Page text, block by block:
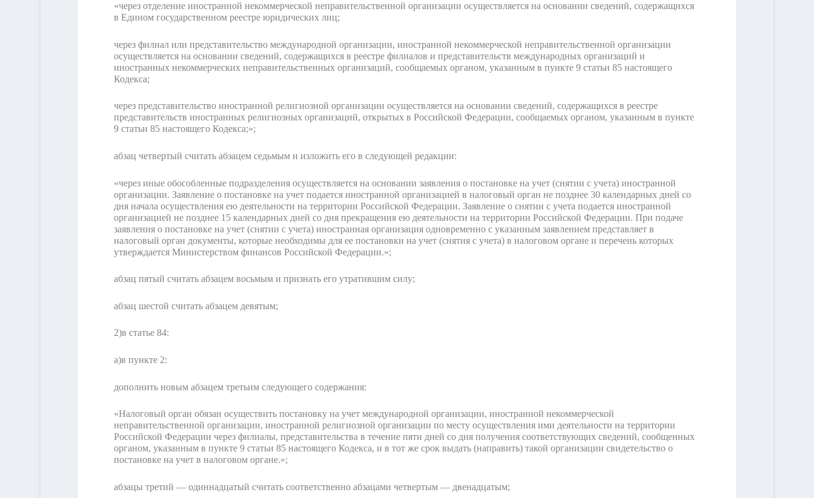
«через отделение иностранной некоммерческой неправительственной организации осуществляется на основании сведений, содержащихся
в Едином государственном реестре юридических лиц;
через филиал или представительство международной организации, иностранной некоммерческой неправительственной организации
осуществляется на основании сведений, содержащихся в реестре филиалов и представительств международных организаций и
иностранных некоммерческих неправительственных организаций, сообщаемых органом, указанным в пункте 9 статьи 85 настоящего
Кодекса;
через представительство иностранной религиозной организации осуществляется на основании сведений, содержащихся в реестре
представительств иностранных религиозных организаций, открытых в Российской Федерации, сообщаемых органом, указанным в пункте
9 статьи 85 настоящего Кодекса;»;
абзац четвертый считать абзацем седьмым и изложить его в следующей редакции:
«через иные обособленные подразделения осуществляется на основании заявления о постановке на учет (снятии с учета) иностранной
организации. Заявление о постановке на учет подается иностранной организацией в налоговый орган не позднее 30 календарных дней со
дня начала осуществления ею деятельности на территории Российской Федерации. Заявление о снятии с учета подается иностранной
организацией не позднее 15 календарных дней со дня прекращения ею деятельности на территории Российской Федерации. При подаче
заявления о постановке на учет (снятии с учета) иностранная организация одновременно с указанным заявлением представляет в
налоговый орган документы, которые необходимы для ее постановки на учет (снятия с учета) в налоговом органе и перечень которых
утверждается Министерством финансов Российской Федерации.»;
абзац пятый считать абзацем восьмым и признать его утратившим силу;
абзац шестой считать абзацем девятым;
2)в статье 84:
а)в пункте 2:
дополнить новым абзацем третьим следующего содержания:
«Налоговый орган обязан осуществить постановку на учет международной организации, иностранной некоммерческой
неправительственной организации, иностранной религиозной организации по месту осуществления ими деятельности на территории
Российской Федерации через филиалы, представительства в течение пяти дней со дня получения соответствующих сведений, сообщенных
органом, указанным в пункте 9 статьи 85 настоящего Кодекса, и в тот же срок выдать (направить) такой организации свидетельство о
постановке на учет в налоговом органе.»;
абзацы третий — одиннадцатый считать соответственно абзацами четвертым — двенадцатым;